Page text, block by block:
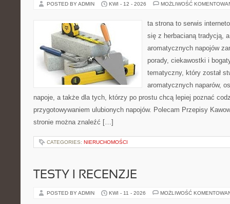
POSTED BY ADMIN KWI - 12 - 2026 MOŻLIWOŚĆ
ta strona to serwis
się z herbacianą tradycją, a
aromatycznych napojów
porady, ciekawostki i
tematyczny, który został
aromatycznych naparów,
napoje, a także dla tych, którzy po prostu chcą lepiej poznać
przygotowywaniem ulubionych napojów. Polecam Przepisy
stronie można znaleźć […]
CATEGORIES: NIERUCHOMOŚCI
TESTY I RECENZJE
POSTED BY ADMIN KWI - 11 - 2026 MOŻLIWOŚĆ